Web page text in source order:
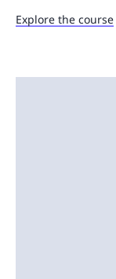
Explore the course